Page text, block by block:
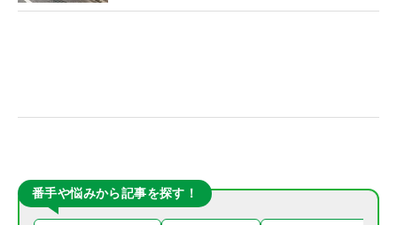
番手や悩みから記事を探す！